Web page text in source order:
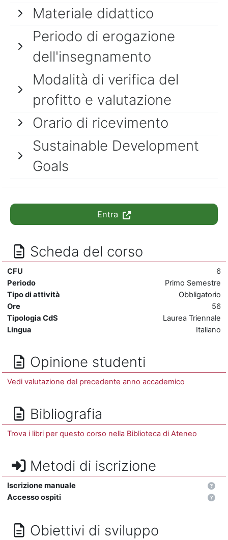
Materiale didattico
Periodo di erogazione
dell'insegnamento
Modalità di verifica del
profitto e valutazione
Orario di ricevimento
Sustainable Development
Goals
Entra
Scheda del corso
CFU
6
Periodo
Primo Semestre
Tipo di attività
Obbligatorio
Ore
56
Tipologia CdS
Laurea Triennale
Lingua
Italiano
Opinione studenti
Vedi valutazione del precedente anno accademico
Bibliografia
Trova i libri per questo corso nella Biblioteca di Ateneo
Metodi di iscrizione
Iscrizione manuale
Accesso ospiti
Obiettivi di sviluppo